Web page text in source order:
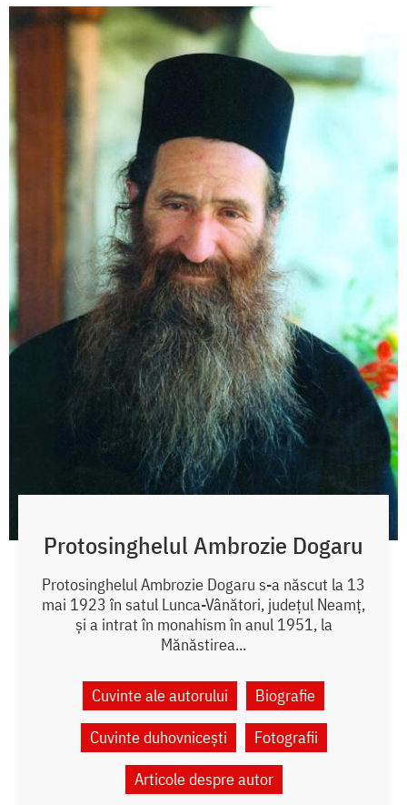
Protosinghelul Ambrozie Dogaru
Protosinghelul Ambrozie Dogaru s-a născut la 13
mai 1923 în satul Lunca-Vânători, județul Neamț,
și a intrat în monahism în anul 1951, la
Mănăstirea...
Cuvinte ale autorului
Biografie
Cuvinte duhovnicești
Fotografii
Articole despre autor